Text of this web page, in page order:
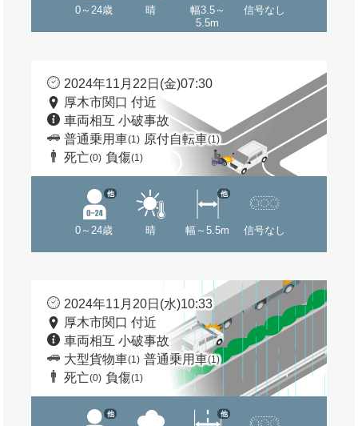
0～24歳 晴
幅3.5～
5.5m
信号なし
2024年11月22日(金)07:30
厚木市関口 付近
車両相互 小破事故
普通乗用車(1) 原付自転車(1)
死亡(0) 負傷(1)
0～24歳
他
晴 幅～5.5m
他
信号なし
2024年11月20日(水)10:33
厚木市関口 付近
車両相互 小破事故
大型貨物車(1) 普通乗用車(1)
死亡(0) 負傷(1)
他 他